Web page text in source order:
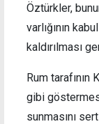
Öztürkler,
varlığının
kaldırılması
Rum tarafının
gibi
sunmasını